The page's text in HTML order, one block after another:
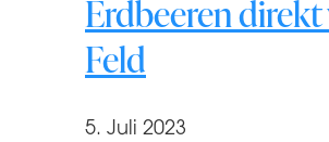
Erdbeeren
Feld
5. Juli 2023